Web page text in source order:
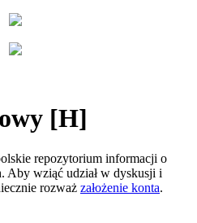
[H]
repozytorium informacji o
Aby wziąć udział w dyskusji i
rozważ założenie konta.